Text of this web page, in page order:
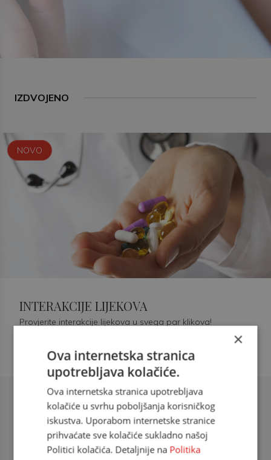
IZDVOJENO
Šećerna bolest tip 2 = kardiovaskularna
doc. dr. sc. Višnja Kokić Maleš,
dr.med., specijalististica
NOVO
INTERAKCIJE LIJEKOVA
Provjerite interakcije lijekova u svega par klikova!
×
Ova internetska stranica
upotrebljava kolačiće.
Ova internetska stranica upotrebljava
kolačiće u svrhu poboljšanja korisničkog
iskustva. Uporabom internetske stranice
prihvaćate sve kolačiće sukladno našoj
Politici kolačića. Detaljnije na Politika